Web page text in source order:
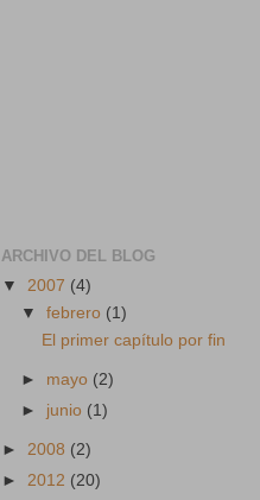
ARCHIVO DEL BLOG
▼ 2007 (4)
▼febrero (1)
El primer capítulo por fin
► mayo (2)
► junio (1)
► 2008 (2)
► 2012 (20)